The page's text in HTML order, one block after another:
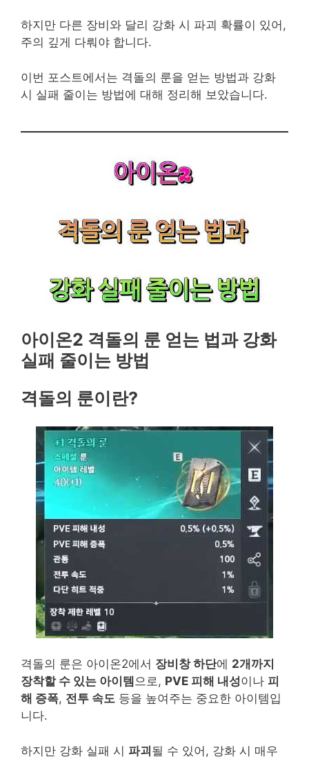
하지만 다른 장비와 달리 강화 시 파괴 확률이 있어,
주의 깊게 다뤄야 합니다.
이번 포스트에서는 격돌의 룬을 얻는 방법과 강화
시 실패 줄이는 방법에 대해 정리해 보았습니다.
아이온2 격돌의 룬 얻는 법과 강화
실패 줄이는 방법
격돌의 룬이란?
격돌의 룬은 아이온2에서 장비창 하단에 2개까지
장착할 수 있는 아이템 으로, PVE 피해 내성이나 피
해 증폭, 전투 속도 등을 높여주는 중요한 아이템입
니다.
하지만 강화 실패 시 파괴될 수 있어, 강화 시 매우